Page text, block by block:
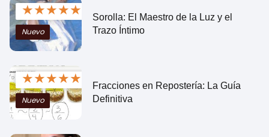
★★★★★
Nuevo
Sorolla: El Maestro de la Luz y el
Trazo Íntimo
★★★★★
Nuevo
Fracciones en Repostería: La Guía
Definitiva